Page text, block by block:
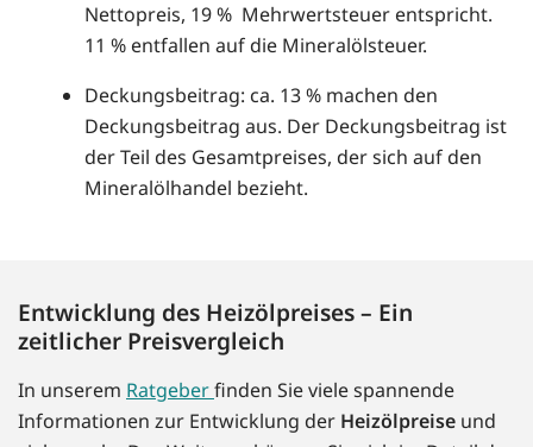
Nettopreis, 19 % Mehrwertsteuer entspricht.
11 % entfallen auf die Mineralölsteuer.
Deckungsbeitrag: ca. 13 % machen den
Deckungsbeitrag aus. Der Deckungsbeitrag ist
der Teil des Gesamtpreises, der sich auf den
Mineralölhandel bezieht.
Entwicklung des Heizölpreises – Ein
zeitlicher Preisvergleich
In unserem Ratgeberfinden Sie viele spannende
Informationen zur Entwicklung der Heizölpreise und